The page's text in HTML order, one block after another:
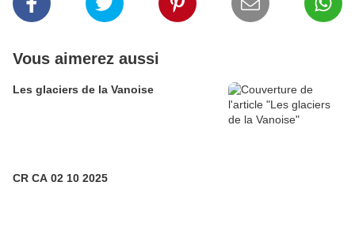
Vous aimerez aussi
Les glaciers de la Vanoise
CR CA 02 10 2025